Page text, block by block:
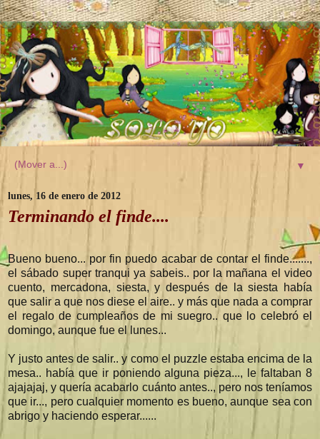
▼
lunes, 16 de enero de 2012
Terminando el finde....
Bueno bueno... por fin puedo acabar de contar el finde.......,
el sábado super tranqui ya sabeis.. por la mañana el video
cuento, mercadona, siesta, y después de la siesta había
que salir a que nos diese el aire.. y más que nada a comprar
el regalo de cumpleaños de mi suegro.. que lo celebró el
domingo, aunque fue el lunes...
Y justo antes de salir.. y como el puzzle estaba encima de la
mesa.. había que ir poniendo alguna pieza..., le faltaban 8
ajajajaj, y quería acabarlo cuánto antes.., pero nos teníamos
que ir..., pero cualquier momento es bueno, aunque sea con
abrigo y haciendo esperar......